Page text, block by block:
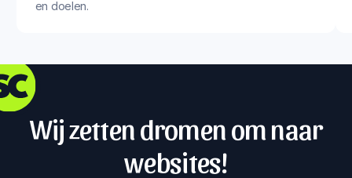
en doelen.
Wij zetten dromen om naar
websites!